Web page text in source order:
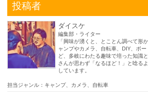
投稿者
ダイスケ
編集部・ライター
「興味が湧くと、とことん調べて形
ャンプやカメラ、自転車、DIY、ボ
ど、多岐にわたる趣味で培った知識
さんが思わず「なるほど！」と唸る
しています。
担当ジャンル：キャンプ、カメラ、自転車